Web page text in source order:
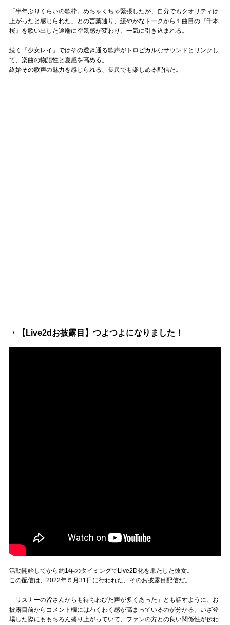
「半年ぶりくらいの歌枠。めちゃくちゃ緊張したが、自分でもクオリティは
上がったと感じられた」との言葉通り、緩やかなトークから１曲目の『千本
桜』を歌い出した途端に空気感が変わり、一気に引き込まれる。
続く『少女レイ』ではその透き通る歌声がトロピカルなサウンドとリンクし
て、楽曲の物語性と夏感を高める。
終始その歌声の魅力を感じられる、長尺でも楽しめる配信だ。
・【Live2dお披露目】つよつよになりました！
活動開始してから約1年のタイミングでLive2D化を果たした彼女。
この配信は、2022年５月31日に行われた、そのお披露目配信だ。
「リスナーの皆さんからも待ちわびた声が多くあった」とも話すように、お
披露目前からコメント欄にはわくわく感が高まっているのが分かる。いざ登
場した際にももちろん盛り上がっていて、ファンの方との良い関係性が伝わ